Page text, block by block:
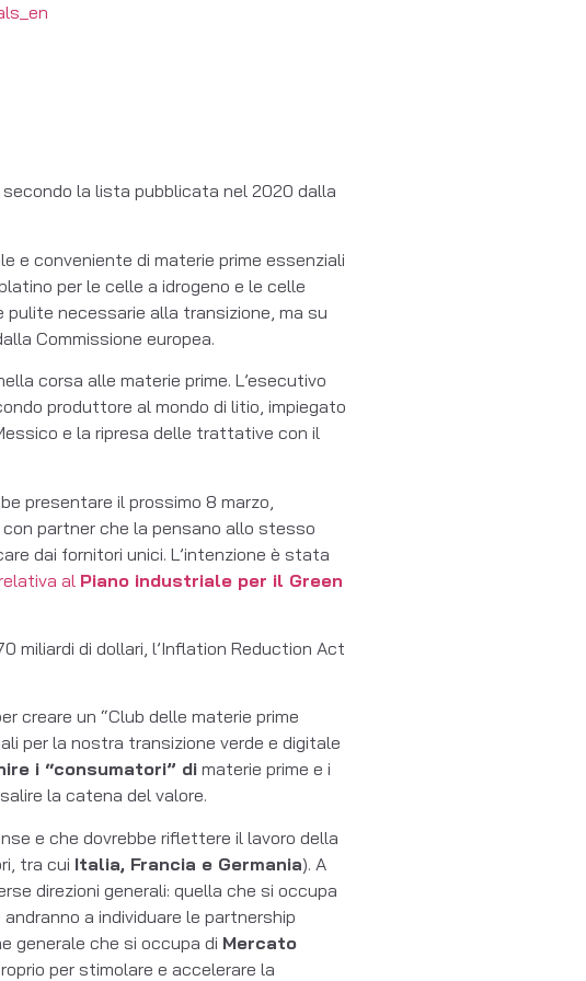
la lista pubblicata nel 2020 dalla
e conveniente di materie prime essenziali
per le celle a idrogeno e le celle
necessarie alla transizione, ma su
Commissione europea.
corsa alle materie prime. L’esecutivo
produttore al mondo di litio, impiegato
e la ripresa delle trattative con il
presentare il prossimo 8 marzo,
partner che la pensano allo stesso
dai fornitori unici. L’intenzione è stata
al Piano industriale per il Green
miliardi di dollari, l’Inflation Reduction Act
creare un “Club delle materie prime
per la nostra transizione verde e digitale
i “consumatori” di materie prime e i
la catena del valore.
e che dovrebbe riflettere il lavoro della
tra cui Italia, Francia e Germania). A
direzioni generali: quella che si occupa
a individuare le partnership
generale che si occupa di Mercato
per stimolare e accelerare la